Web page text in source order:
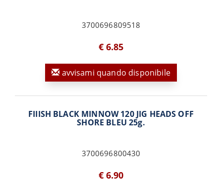
3700696809518
€ 6.85
avvisami quando disponibile
FIIISH BLACK MINNOW 120 JIG HEADS OFF
SHORE BLEU 25g.
3700696800430
€ 6.90